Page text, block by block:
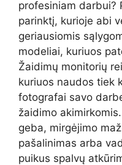
profesiniam darbui?
parinktį, kurioje abi
geriausiomis
modeliai, kuriuos
Žaidimų monitorių
kuriuos naudos tiek
fotografai savo
žaidimo
geba, mirgėjimo
pašalinimas arba
puikus spalvų